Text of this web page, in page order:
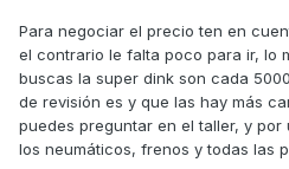
Para negociar el precio ten en
el contrario le falta poco para ir, lo
buscas la super dink son cada
de revisión es y que las hay más
puedes preguntar en el taller, y por
los neumáticos, frenos y todas las